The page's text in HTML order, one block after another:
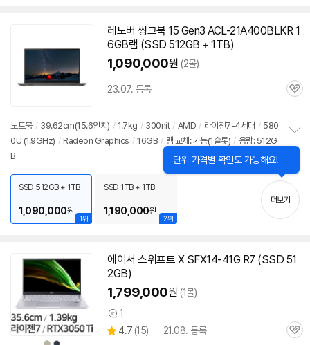
기
레노버 씽크북 15 Gen3 ACL-21A400BLKR 1
6GB램 (SSD 512GB + 1TB)
1,090,000원 (2몰)
23.07. 등록
관
노트북 / 39.62cm(15.6인치) / 1.7kg / 300nit / AMD / 라이젠7-4세대 / 580
0U (1.9GHz) / Radeon Graphics / 16GB / 램 교체: 가능(1슬롯) / 용량: 512G
B
정
펼
기
1위
SSD 512GB + 1TB
1,090,000원
2위
SSD 1TB + 1TB
1,190,000원
더보기
에이서 스위프트 X SFX14-41G R7 (SSD 51
2GB)
1,799,000원 (1몰)
상
품
1
별
4.7 (상
15) 21.08. 등록
관